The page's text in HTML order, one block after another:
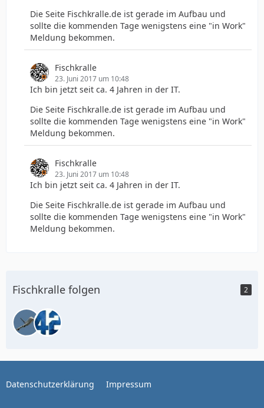
Die Seite Fischkralle.de ist gerade im Aufbau und
sollte die kommenden Tage wenigstens eine "in Work"
Meldung bekommen.
Fischkralle
23. Juni 2017 um 10:48
Ich bin jetzt seit ca. 4 Jahren in der IT.
Die Seite Fischkralle.de ist gerade im Aufbau und
sollte die kommenden Tage wenigstens eine "in Work"
Meldung bekommen.
Fischkralle
23. Juni 2017 um 10:48
Ich bin jetzt seit ca. 4 Jahren in der IT.
Die Seite Fischkralle.de ist gerade im Aufbau und
sollte die kommenden Tage wenigstens eine "in Work"
Meldung bekommen.
Fischkralle folgen 2
Datenschutzerklärung Impressum